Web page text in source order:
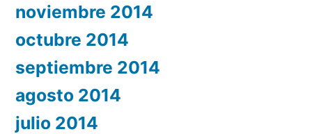
noviembre 2014
octubre 2014
septiembre 2014
agosto 2014
julio 2014